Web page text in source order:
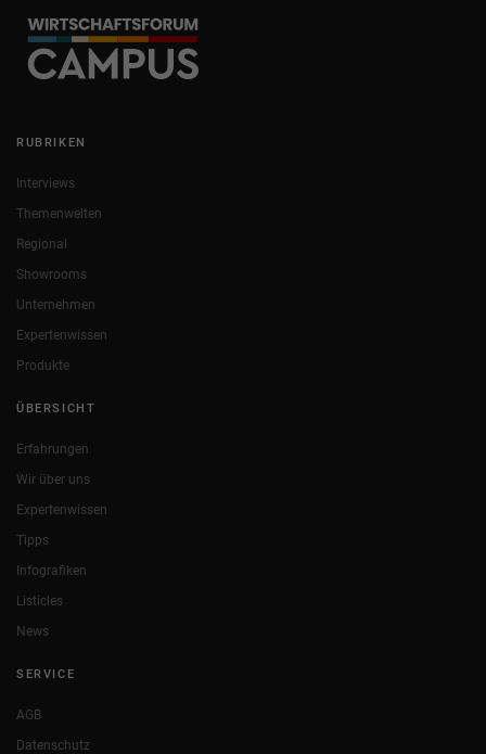
RUBRIKEN
Interviews
Themenwelten
Regional
Showrooms
Unternehmen
Expertenwissen
Produkte
ÜBERSICHT
Erfahrungen
Wir über uns
Expertenwissen
Tipps
Infografiken
Listicles
News
SERVICE
AGB
Datenschutz